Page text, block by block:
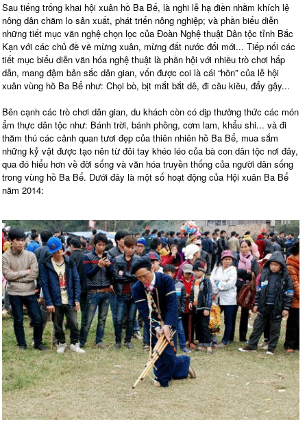
Sau tiếng trống khai hội xuân hồ Ba Bể, là nghi lễ hạ điền nhằm khích lệ
nông dân chăm lo sản xuất, phát triển nông nghiệp; và phần biểu diễn
những tiết mục văn nghệ chọn lọc của Đoàn Nghệ thuật Dân tộc tỉnh Bắc
Kạn với các chủ đề về mừng xuân, mừng đất nước đổi mới... Tiếp nối các
tiết mục biểu diễn văn hóa nghệ thuật là phần hội với nhiều trò chơi hấp
dẫn, mang đậm bản sắc dân gian, vốn được coi là cái “hồn” của lễ hội
xuân vùng hồ Ba Bể như: Chọi bò, bịt mắt bắt dê, đi cầu kiều, đẩy gậy...
Bên cạnh các trò chơi dân gian, du khách còn có dịp thưởng thức các món
ẩm thực dân tộc như: Bánh trời, bánh phồng, cơm lam, khẩu shi... và đi
thăm thú các cảnh quan tươi đẹp của thiên nhiên hồ Ba Bể, mua sắm
những kỷ vật được tạo nên từ đôi tay khéo léo của bà con dân tộc nơi đây,
qua đó hiểu hơn về đời sống và văn hóa truyền thống của người dân sống
trong vùng hồ Ba Bể. Dưới đây là một số hoạt động của Hội xuân Ba Bể
năm 2014: